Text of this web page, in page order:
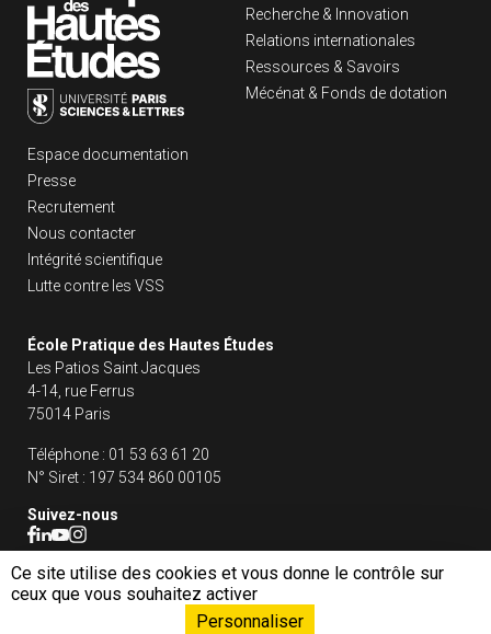
Recherche & Innovation
Relations internationales
Ressources & Savoirs
Mécénat & Fonds de dotation
Liens footer
Espace documentation
Presse
Recrutement
Nous contacter
Intégrité scientifique
Lutte contre les VSS
École Pratique des Hautes Études
Les Patios Saint Jacques
4-14, rue Ferrus
75014 Paris
Téléphone : 01 53 63 61 20
N° Siret : 197 534 860 00105
Suivez-nous
Mentions légalesPolitique de confidentialité
Ce site utilise des cookies et vous donne le contrôle sur
ceux que vous souhaitez activer
Personnaliser